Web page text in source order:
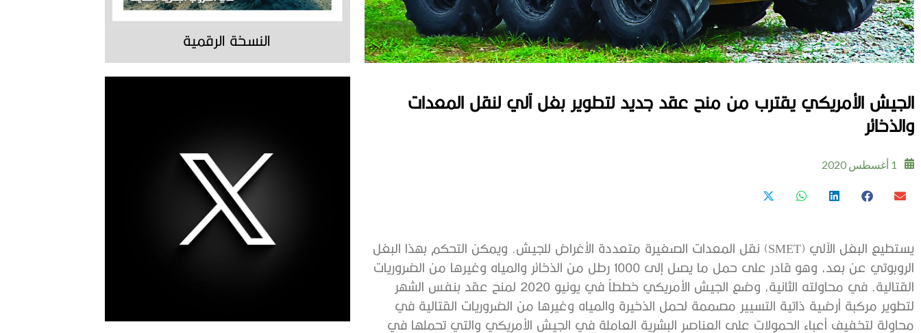
الجيش الأمريكي يقترب من منح عقد جديد لتطوير بغل آلي لنقل المعدات
والذخائر
1 أغسطس 2020
يستطيع البغل الآلي (SMET) نقل المعدات الصغيرة متعددة الأغراض للجيش. ويمكن التحكم بهذا البغل
الروبوتي عن بعد، وهو قادر على حمل ما يصل إلى 1000 رطل من الذخائر والمياه وغيرها من الضروريات
القتالية. في محاولته الثانية، وضع الجيش الأمريكي خططاً في يونيو 2020 لمنح عقد بنفس الشهر
لتطوير مركبة أرضية ذاتية التسيير مصممة لحمل الذخيرة والمياه وغيرها من الضروريات القتالية في
محاولة لتخفيف أعباء الحمولات على العناصر البشرية العاملة في الجيش الأمريكي والتي تحملها في
النسخة الرقمية